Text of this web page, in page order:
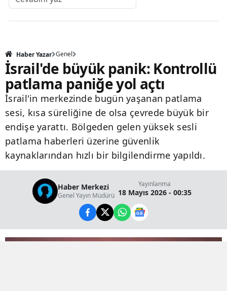
Haber Yazar Genel
İsrail'de büyük panik: Kontrollü
patlama paniğe yol açtı
İsrail'in merkezinde bugün yaşanan patlama
sesi, kısa süreliğine de olsa çevrede büyük bir
endişe yarattı. Bölgeden gelen yüksek sesli
patlama haberleri üzerine güvenlik
kaynaklarından hızlı bir bilgilendirme yapıldı.
Haber Merkezi
Genel Yayın Müdürü
Yayınlanma
18 Mayıs 2026 - 00:35